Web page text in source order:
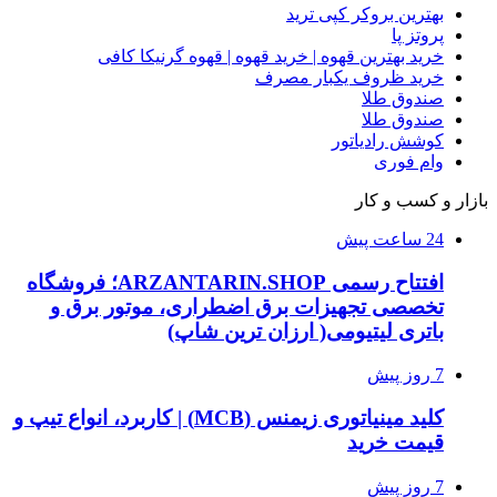
بهترین بروکر کپی ترید
پروتز پا
خرید بهترین قهوه | خرید قهوه | قهوه گرنیکا کافی
خرید ظروف یکبار مصرف
صندوق طلا
صندوق طلا
کوشش رادیاتور
وام فوری
بازار و کسب و کار
24 ساعت پیش
افتتاح رسمی ARZANTARIN.SHOP؛ فروشگاه
تخصصی تجهیزات برق اضطراری، موتور برق و
باتری لیتیومی( ارزان ترین شاپ)
7 روز پیش
کلید مینیاتوری زیمنس (MCB) | کاربرد، انواع تیپ و
قیمت خرید
7 روز پیش